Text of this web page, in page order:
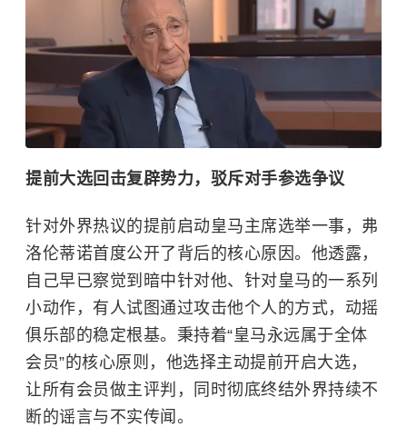
提前大选回击复辟势力，驳斥对手参选争议
针对外界热议的提前启动皇马主席选举一事，弗
洛伦蒂诺首度公开了背后的核心原因。他透露，
自己早已察觉到暗中针对他、针对皇马的一系列
小动作，有人试图通过攻击他个人的方式，动摇
俱乐部的稳定根基。秉持着“皇马永远属于全体
会员”的核心原则，他选择主动提前开启大选，
让所有会员做主评判，同时彻底终结外界持续不
断的谣言与不实传闻。